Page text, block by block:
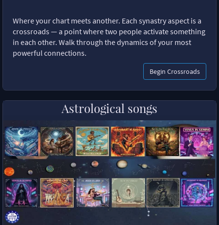
Where your chart meets another. Each synastry aspect is a
crossroads — a point where two people activate something
in each other. Walk through the dynamics of your most
powerful connections.
Begin Crossroads
Astrological songs